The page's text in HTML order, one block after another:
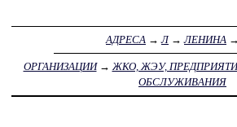
АДРЕСА →Л→ЛЕНИНА →
ОРГАНИЗАЦИИ→ЖКО, ЖЭУ,
ОБСЛУЖИВАНИЯ